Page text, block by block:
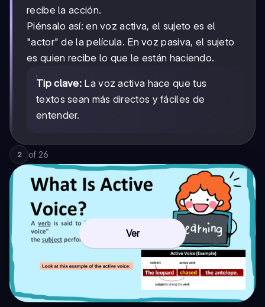
recibe la acción.
Piénsalo así: en voz activa, el sujeto es el
"actor" de la película. En voz pasiva, el sujeto
es quien recibe lo que le están haciendo.
Tip clave: La voz activa hace que tus
textos sean más directos y fáciles de
entender.
2 of 26
Ver